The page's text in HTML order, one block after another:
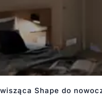
Shape do